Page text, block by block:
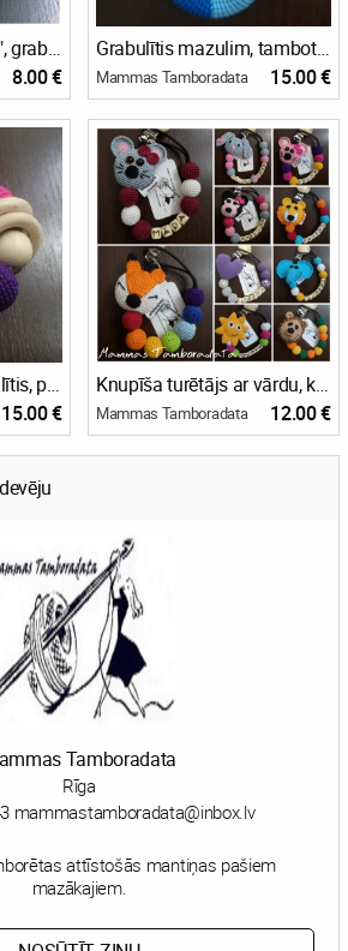
Graužamais "Tārpiņš", grabulis, grabulītis mazulim
8.00 €
Grabulītis mazulim, tambotēts, viegls, krāsains ar dzīvnieciņu elementiem, lieliska dāvana raudzībām
Mammas Tamboradata 15.00 €
Graužamriņķis, grabulītis, personalizēta dāvana mazulim
15.00 €
Knupīša turētājs ar vārdu, knupīšturētājs, knupīša sargs, dāvana mazulim, personalizēta dāvana mazulim, raudzību dāvana, tamborēts
Mammas Tamboradata 12.00 €
Tamboradata
Rīga
mammastamboradata@inbox.lv
attīstošās mantiņas pašiem
mazākajiem.